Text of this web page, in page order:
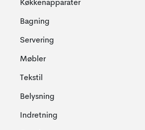
Køkkenapparater
Bagning
Servering
Møbler
Tekstil
Belysning
Indretning